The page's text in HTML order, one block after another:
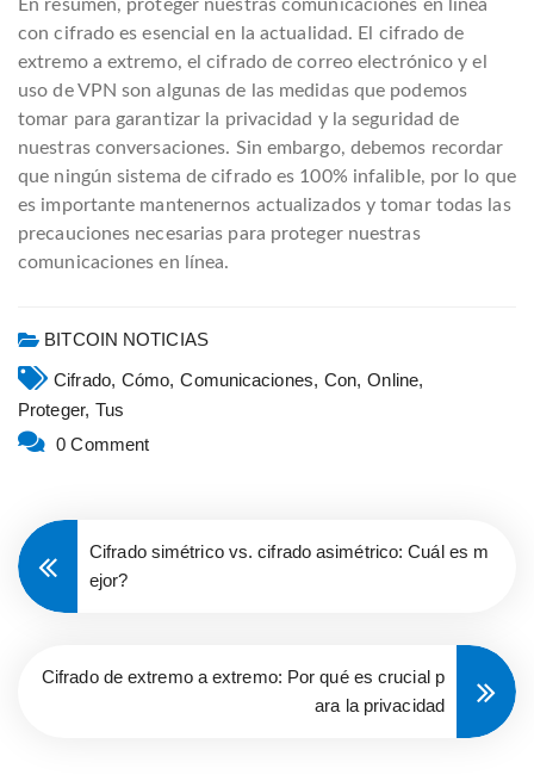
En resumen, proteger nuestras comunicaciones en línea
con cifrado es esencial en la actualidad. El cifrado de
extremo a extremo, el cifrado de correo electrónico y el
uso de VPN son algunas de las medidas que podemos
tomar para garantizar la privacidad y la seguridad de
nuestras conversaciones. Sin embargo, debemos recordar
que ningún sistema de cifrado es 100% infalible, por lo que
es importante mantenernos actualizados y tomar todas las
precauciones necesarias para proteger nuestras
comunicaciones en línea.
BITCOIN NOTICIAS
Cifrado, Cómo, Comunicaciones, Con, Online,
Proteger, Tus
0 Comment
Cifrado simétrico vs. cifrado asimétrico: Cuál es m
ejor?
Cifrado de extremo a extremo: Por qué es crucial p
ara la privacidad